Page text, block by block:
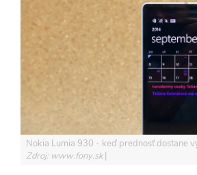
Nokia Lumia 930 - keď prednosť dostane
Zdroj: www.fony.sk